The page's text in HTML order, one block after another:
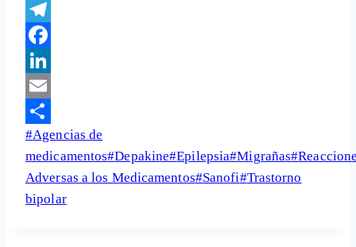
WhatsApp
Telegram
Facebook
LinkedIn
Email
Share
Etiquetas
de
la
entrada:
#Agencias de
medicamentos#Depakine#Epilepsia#Migrañas#
Adversas a los Medicamentos#Sanofi#Trastorno
bipolar